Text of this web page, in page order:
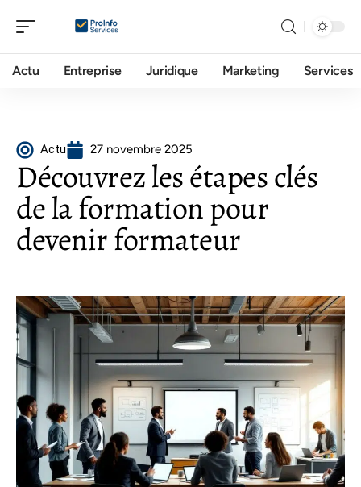
Actu Entreprise Juridique Marketing Services
Actu 27 novembre 2025
Découvrez les étapes clés
de la formation pour
devenir formateur